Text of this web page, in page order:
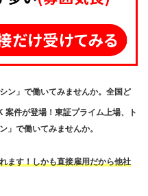
ン」で働いてみませんか。全国ど
案件が登場！東証プライム上場、ト
」で働いてみませんか。
ます！しかも直接雇用だから他社